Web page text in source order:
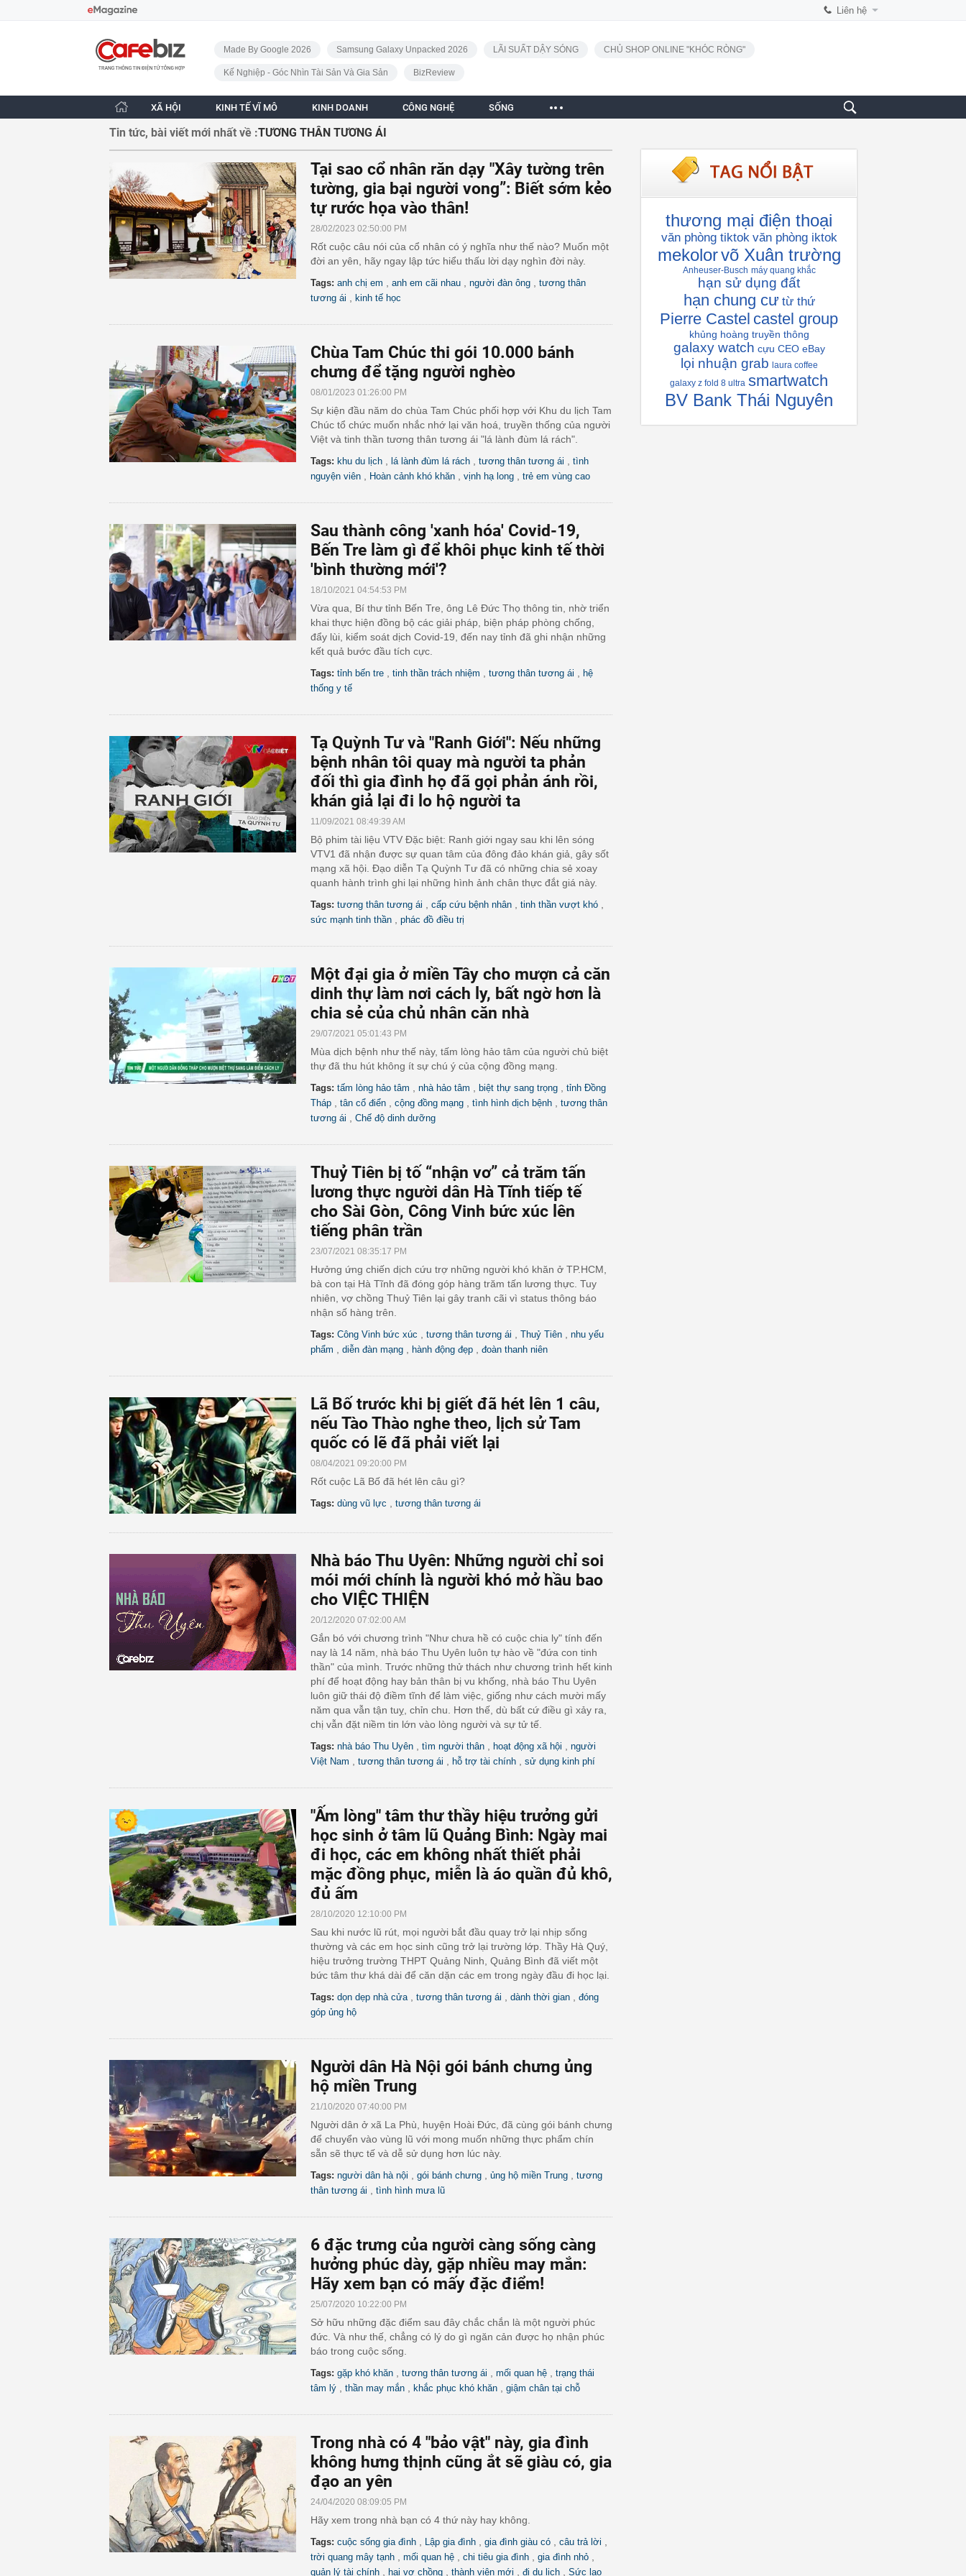
Liên hệ
CafeBiz - Trang chủ
Made By Google 2026
Samsung Galaxy Unpacked 2026 LÃI SUẤT DẬY SÓNG CHỦ SHOP ONLINE "KHÓC RÒNG"
Kế Nghiệp - Góc Nhìn Tài Sản Và Gia Sản BizReview
XÃ HỘI KINH TẾ VĨ MÔ KINH DOANH CÔNG NGHỆ SỐNG
Tin tức, bài viết mới nhất về :TƯƠNG THÂN TƯƠNG ÁI
Tại sao cổ nhân răn dạy "Xây tường trên
tường, gia bại người vong”: Biết sớm kẻo
tự rước họa vào thân!
28/02/2023 02:50:00 PM
Rốt cuộc câu nói của cổ nhân có ý nghĩa như thế nào? Muốn một
đời an yên, hãy ngay lập tức hiểu thấu lời dạy nghìn đời này.
Tags: anh chị em anh em cãi nhau người đàn ông
tương thân
tương ái
kinh tế học
Chùa Tam Chúc thi gói 10.000 bánh
chưng để tặng người nghèo
08/01/2023 01:26:00 PM
Sự kiện đầu năm do chùa Tam Chúc phối hợp với Khu du lịch Tam
Chúc tổ chức muốn nhắc nhớ lại văn hoá, truyền thống của người
Việt và tinh thần tương thân tương ái "lá lành đùm lá rách".
Tags: khu du lịch lá lành đùm lá rách tương thân tương ái
tình
nguyện viên
Hoàn cảnh khó khăn vịnh hạ long trẻ em vùng cao
Sau thành công 'xanh hóa' Covid-19,
Bến Tre làm gì để khôi phục kinh tế thời
'bình thường mới'?
18/10/2021 04:54:53 PM
Vừa qua, Bí thư tỉnh Bến Tre, ông Lê Đức Thọ thông tin, nhờ triển
khai thực hiện đồng bộ các giải pháp, biện pháp phòng chống,
đẩy lùi, kiểm soát dịch Covid-19, đến nay tỉnh đã ghi nhận những
kết quả bước đầu tích cực.
Tags: tỉnh bến tre tinh thần trách nhiệm tương thân tương ái
hệ
thống y tế
Tạ Quỳnh Tư và "Ranh Giới": Nếu những
bệnh nhân tôi quay mà người ta phản
đối thì gia đình họ đã gọi phản ánh rồi,
khán giả lại đi lo hộ người ta
11/09/2021 08:49:39 AM
Bộ phim tài liệu VTV Đặc biệt: Ranh giới ngay sau khi lên sóng
VTV1 đã nhận được sự quan tâm của đông đảo khán giả, gây sốt
mạng xã hội. Đạo diễn Tạ Quỳnh Tư đã có những chia sẻ xoay
quanh hành trình ghi lại những hình ảnh chân thực đắt giá này.
Tags: tương thân tương ái cấp cứu bệnh nhân tinh thần vượt khó
sức mạnh tinh thần phác đồ điều trị
Một đại gia ở miền Tây cho mượn cả căn
dinh thự làm nơi cách ly, bất ngờ hơn là
chia sẻ của chủ nhân căn nhà
29/07/2021 05:01:43 PM
Mùa dịch bệnh như thế này, tấm lòng hảo tâm của người chủ biệt
thự đã thu hút không ít sự chú ý của cộng đồng mạng.
Tags: tấm lòng hảo tâm nhà hảo tâm biệt thự sang trọng
tỉnh Đồng
Tháp
tân cổ điển cộng đồng mạng tình hình dịch bệnh
tương thân
tương ái
Chế độ dinh dưỡng
Thuỷ Tiên bị tố “nhận vơ” cả trăm tấn
lương thực người dân Hà Tĩnh tiếp tế
cho Sài Gòn, Công Vinh bức xúc lên
tiếng phân trần
23/07/2021 08:35:17 PM
Hưởng ứng chiến dịch cứu trợ những người khó khăn ở TP.HCM,
bà con tại Hà Tĩnh đã đóng góp hàng trăm tấn lương thực. Tuy
nhiên, vợ chồng Thuỷ Tiên lại gây tranh cãi vì status thông báo
nhận số hàng trên.
Tags: Công Vinh bức xúc tương thân tương ái Thuỷ Tiên
nhu yếu
phẩm
diễn đàn mạng hành động đẹp đoàn thanh niên
Lã Bố trước khi bị giết đã hét lên 1 câu,
nếu Tào Thào nghe theo, lịch sử Tam
quốc có lẽ đã phải viết lại
08/04/2021 09:20:00 PM
Rốt cuộc Lã Bố đã hét lên câu gì?
Tags: dùng vũ lực tương thân tương ái
Nhà báo Thu Uyên: Những người chỉ soi
mói mới chính là người khó mở hầu bao
cho VIỆC THIỆN
20/12/2020 07:02:00 AM
Gắn bó với chương trình "Như chưa hề có cuộc chia ly" tính đến
nay là 14 năm, nhà báo Thu Uyên luôn tự hào về "đứa con tinh
thần" của mình. Trước những thử thách như chương trình hết kinh
phí để hoạt động hay bản thân bị vu khống, nhà báo Thu Uyên
luôn giữ thái độ điềm tĩnh để làm việc, giống như cách mười mấy
năm qua vẫn tận tuỵ, chỉn chu. Hơn thế, dù bất cứ điều gì xảy ra,
chị vẫn đặt niềm tin lớn vào lòng người và sự tử tế.
Tags: nhà báo Thu Uyên tìm người thân hoạt động xã hội
người
Việt Nam
tương thân tương ái hỗ trợ tài chính sử dụng kinh phí
"Ấm lòng" tâm thư thầy hiệu trưởng gửi
học sinh ở tâm lũ Quảng Bình: Ngày mai
đi học, các em không nhất thiết phải
mặc đồng phục, miễn là áo quần đủ khô,
đủ ấm
28/10/2020 12:10:00 PM
Sau khi nước lũ rút, mọi người bắt đầu quay trở lại nhịp sống
thường và các em học sinh cũng trở lại trường lớp. Thầy Hà Quý,
hiệu trưởng trường THPT Quảng Ninh, Quảng Bình đã viết một
bức tâm thư khá dài để căn dặn các em trong ngày đầu đi học lại.
Tags: dọn dẹp nhà cửa tương thân tương ái dành thời gian
đóng
góp ủng hộ
Người dân Hà Nội gói bánh chưng ủng
hộ miền Trung
21/10/2020 07:40:00 PM
Người dân ở xã La Phù, huyện Hoài Đức, đã cùng gói bánh chưng
để chuyển vào vùng lũ với mong muốn những thực phẩm chín
sẵn sẽ thực tế và dễ sử dụng hơn lúc này.
Tags: người dân hà nội gói bánh chưng ủng hộ miền Trung
tương
thân tương ái
tình hình mưa lũ
6 đặc trưng của người càng sống càng
hưởng phúc dày, gặp nhiều may mắn:
Hãy xem bạn có mấy đặc điểm!
25/07/2020 10:22:00 PM
Sở hữu những đặc điểm sau đây chắc chắn là một người phúc
đức. Và như thế, chẳng có lý do gì ngăn cản được họ nhận phúc
báo trong cuộc sống.
Tags: gặp khó khăn tương thân tương ái mối quan hệ
trạng thái
tâm lý
thần may mắn khắc phục khó khăn giậm chân tại chỗ
Trong nhà có 4 "bảo vật" này, gia đình
không hưng thịnh cũng ắt sẽ giàu có, gia
đạo an yên
24/04/2020 08:09:05 PM
Hãy xem trong nhà bạn có 4 thứ này hay không.
Tags: cuộc sống gia đình Lập gia đình gia đình giàu có câu trả lời
trời quang mây tạnh mối quan hệ chi tiêu gia đình gia đình nhỏ
quản lý tài chính hai vợ chồng thành viên mới đi du lịch Sức lao
thương mại điện thoại
văn phòng tiktok văn phòng iktok
mekolorvõ Xuân trường
Anheuser-Busch máy quang khắc
hạn sử dụng đất
hạn chung cư từ thứ
Pierre Castel castel group
khủng hoàng truyền thông
galaxy watch cựu CEO eBay
lọi nhuận grab laura coffee
galaxy z fold 8 ultra smartwatch
BV Bank Thái Nguyên